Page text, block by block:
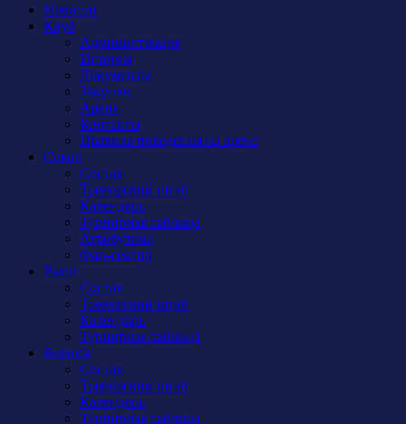
Новости
Клуб
Администрация
История
Документы
Закупки
Арена
Контакты
Правила поведения на арене
Сокол
Состав
Тренерский штаб
Календарь
Турнирная таблица
Атрибутика
Фан-сектор
Рыси
Состав
Тренерский штаб
Календарь
Турнирная таблица
Бирюса
Состав
Тренерский штаб
Календарь
Турнирная таблица